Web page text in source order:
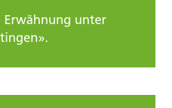
Erwähnung unter